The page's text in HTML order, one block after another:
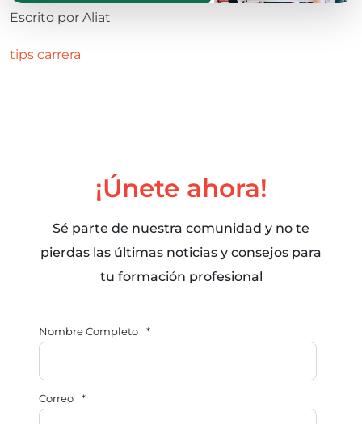
Escrito por Aliat
tips carrera
¡Únete ahora!
Sé parte de nuestra comunidad y no te
pierdas las últimas noticias y consejos para
tu formación profesional
Nombre Completo *
Correo *